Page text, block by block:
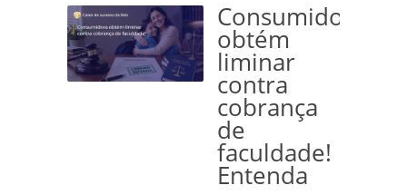
Consumidora
obtém
liminar
contra
cobrança
de
faculdade!
Entenda